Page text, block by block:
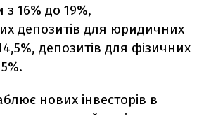
16% до 19%,
депозитів для юридичних
депозитів для фізичних
нових інвесторів в